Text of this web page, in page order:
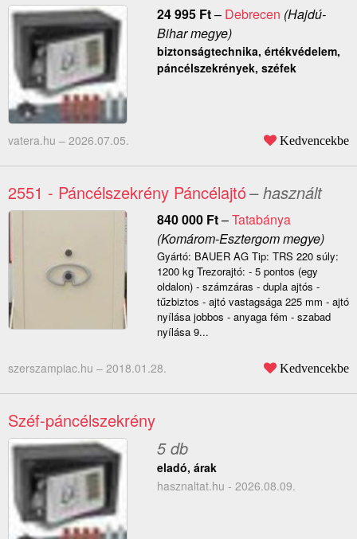
24 995 Ft– Debrecen (Hajdú-
Bihar megye)
biztonságtechnika, értékvédelem,
páncélszekrények, széfek
vatera.hu – 2026.07.05. Kedvencekbe
2551 - Páncélszekrény Páncélajtó– használt
840 000 Ft–Tatabánya
(Komárom-Esztergom megye)
Gyártó: BAUER AG Tip: TRS 220 súly:
1200 kg Trezorajtó: - 5 pontos (egy
oldalon) - számzáras - dupla ajtós -
tűzbiztos - ajtó vastagsága 225 mm - ajtó
nyílása jobbos - anyaga fém - szabad
nyílása 9...
szerszampiac.hu – 2018.01.28. Kedvencekbe
Széf-páncélszekrény
5 db
eladó, árak
hasznaltat.hu - 2026.08.09.